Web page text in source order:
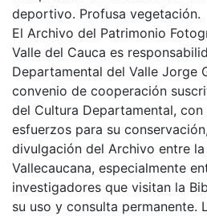
deportivo. Profusa vegetación.
El Archivo del Patrimonio
Valle del Cauca es
Departamental del Valle Jorge
convenio de cooperación
del Cultura Departamental,
esfuerzos para su
divulgación del Archivo entre
Vallecaucana, especialmente
investigadores que visitan la
su uso y consulta permanente.